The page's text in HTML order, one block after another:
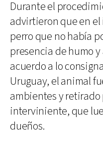
Durante el
advirtieron que en
perro que no había
presencia de humo y
acuerdo a lo
Uruguay, el animal
ambientes y retirado
interviniente, que
dueños.